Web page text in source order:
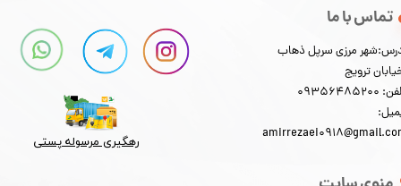
تماس با ما
مرزی سرپل ذهاب
ترویج
رهگیری مرسوله پستی​​​​​​​